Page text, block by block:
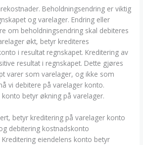
Beholdningsendring er viktig
og varelager. Endring eller
om beholdningsendring skal debiteres
økt, betyr krediteres
i resultat regnskapet. Kreditering av
resultat i regnskapet. Dette gjøres
varer som varelager, og ikke som
vi debitere på varelager konto.
betyr økning på varelager.
betyr kreditering på varelager konto
debitering kostnadskonto
eiendelens konto betyr